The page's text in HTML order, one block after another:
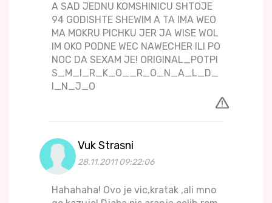
A SAD JEDNU KOMSHINICU SHTOJE
94 GODISHTE SHEWIM A TA IMA WEO
MA MOKRU PICHKU JER JA WISE WOL
IM OKO PODNE WEC NAWECHER ILI PO
NOC DA SEXAM JE! ORIGINAL_POTPI
S_M_I_R_K_O__R_O_N_A_L_D_
I_N_J_O
Vuk Strasni
28.11.2011 09:22:06
Hahahaha! Ovo je vic,kratak ,ali mno